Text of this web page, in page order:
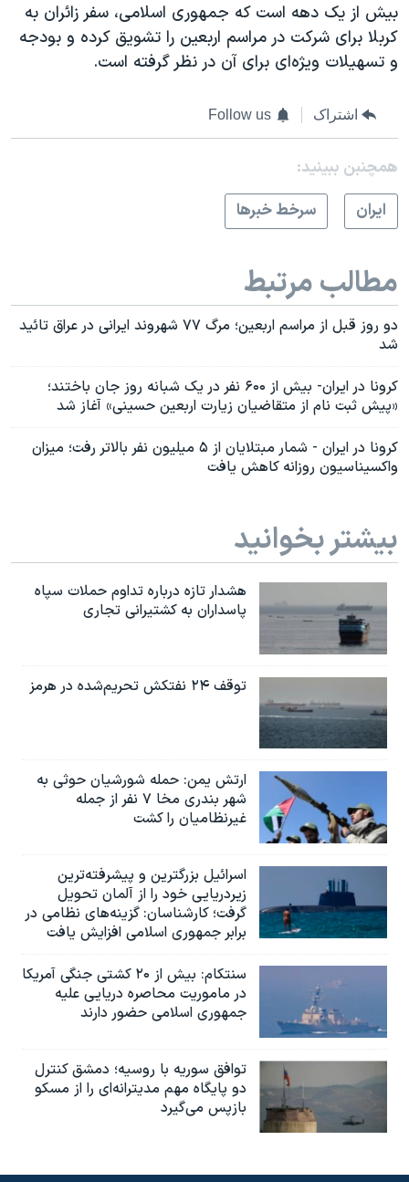
بیش از یک دهه است که جمهوری اسلامی، سفر زائران به
کربلا برای شرکت در مراسم اربعین را تشویق کرده و بودجه
و تسهیلات ویژه‌ای برای آن در نظر گرفته است.
اشتراک Follow us
همچنبن ببینید:
ايران
سرخط خبرها
مطالب مرتبط
دو روز قبل از مراسم اربعین؛ مرگ ۷۷ شهروند ایرانی در عراق تائید
شد
کرونا در ایران- بیش از ۶۰۰ نفر در یک شبانه روز جان باختند؛
«پیش ‌ثبت ‌نام از متقاضیان زیارت اربعین حسینی» آغاز شد
کرونا در ایران - شمار مبتلایان از ۵ میلیون نفر بالاتر رفت؛ میزان
واکسیناسیون روزانه کاهش یافت
بیشتر بخوانید
هشدار تازه درباره تداوم حملات سپاه
پاسداران به کشتیرانی تجاری
توقف ۲۴ نفتکش تحریم‌شده در هرمز
ارتش یمن: حمله شورشیان حوثی به
شهر بندری مخا ۷ نفر از جمله
غیرنظامیان را کشت
اسرائيل بزرگترین و پیشرفته‌ترین
زیردریایی خود را از آلمان تحویل
گرفت؛ کارشناسان: گزینه‌های نظامی در
برابر جمهوری اسلامی افزایش یافت
سنتکام: بیش از ۲۰ کشتی جنگی آمریکا
در ماموریت محاصره دریایی علیه
جمهوری اسلامی حضور دارند
توافق سوریه با روسیه؛ دمشق کنترل
دو پایگاه مهم مدیترانه‌ای را از مسکو
بازپس می‌گیرد